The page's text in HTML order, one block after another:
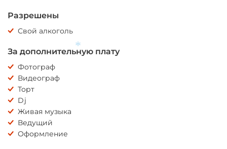
Разрешены
Свой алкоголь
За дополнительную плату
Фотограф
Видеограф
Торт
Dj
Живая музыка
Ведущий
Оформление
*